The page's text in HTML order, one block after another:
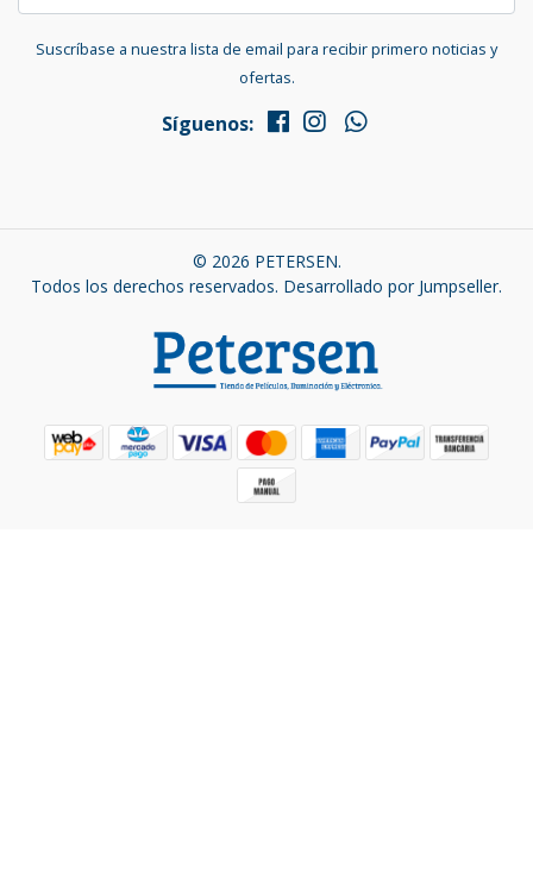
Suscríbase a nuestra lista de email para recibir primero noticias y
ofertas.
Síguenos:
© 2026 PETERSEN.
Todos los derechos reservados. Desarrollado por Jumpseller.